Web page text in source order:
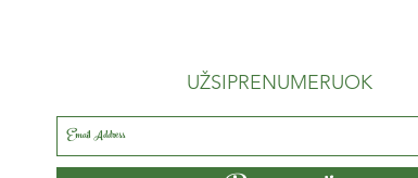
UŽSIPRENUMERUOK